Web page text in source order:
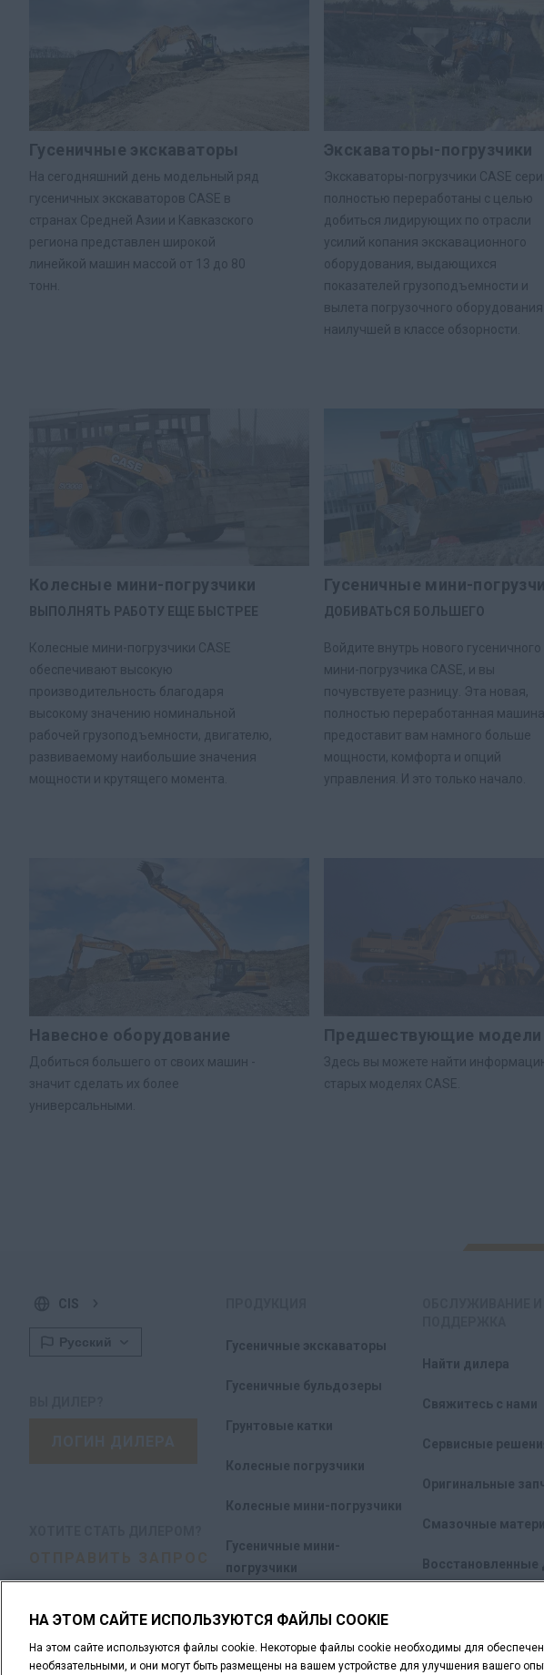
Гусеничные экскаваторы
На сегодняшний день модельный ряд
гусеничных экскаваторов CASE в
странах Средней Азии и Кавказского
региона представлен широкой
линейкой машин массой от 13 до 80
тонн.
Экскаваторы-погрузчики
Экскаваторы-погрузчики CASE
полностью переработаны с целью
добиться лидирующих по отрасли
усилий копания экскавационного
оборудования, выдающихся
показателей грузоподъемности и
вылета погрузочного оборудования
наилучшей в классе обзорности.
Колесные мини-погрузчики
ВЫПОЛНЯТЬ РАБОТУ ЕЩЕ БЫСТРЕЕ
Колесные мини-погрузчики CASE
обеспечивают высокую
производительность благодаря
высокому значению номинальной
рабочей грузоподъемности, двигателю,
развиваемому наибольшие значения
мощности и крутящего момента.
Гусеничные мини-
ДОБИВАТЬСЯ БОЛЬШЕГО
Войдите внутрь нового гусеничного
мини-погрузчика CASE, и вы
почувствуете разницу. Эта новая,
полностью переработанная машина
предоставит вам намного больше
мощности, комфорта и опций
управления. И это только начало.
Навесное оборудование
Добиться большего от своих машин -
значит сделать их более
универсальными.
Предшествующие модели
Здесь вы можете найти
старых моделях CASE.
CIS
Гусеничные экскаваторы
Гусеничные бульдозеры
Грунтовые катки
Колесные погрузчики
Колесные мини-погрузчики
Гусеничные мини-
погрузчики
Экскаваторы-погрузчики
Автогрейдеры серии B-II
Найти дилера
Свяжитесь с нами
Сервисные
Оригинальные
Смазочные
Восстановленные
НА ЭТОМ САЙТЕ ИСПОЛЬЗУЮТСЯ ФАЙЛЫ COOKIE
На этом сайте используются файлы cookie. Некоторые файлы cookie необходимы для
необязательными, и они могут быть размещены на вашем устройстве для улучшения вашего